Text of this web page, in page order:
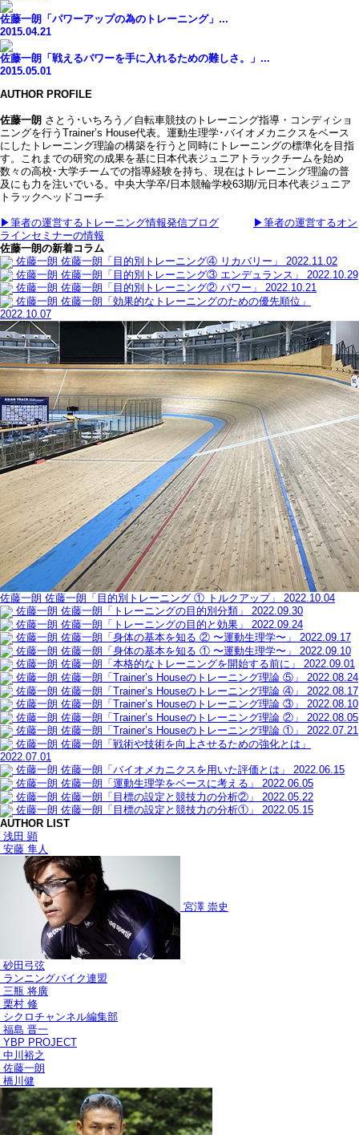
佐藤一朗「パワーアップの為のトレーニング」...
2015.04.21
佐藤一朗「戦えるパワーを手に入れるための難しさ。」...
2015.05.01
AUTHOR PROFILE
佐藤一朗 さとう･いちろう／自転車競技のトレーニング指導・コンディショ
ニングを行うTrainer’s House代表。運動生理学･バイオメカニクスをベース
にしたトレーニング理論の構築を行うと同時にトレーニングの標準化を目指
す。これまでの研究の成果を基に日本代表ジュニアトラックチームを始め
数々の高校･大学チームでの指導経験を持ち、現在はトレーニング理論の普
及にも力を注いでいる。中央大学卒/日本競輪学校63期/元日本代表ジュニア
トラックヘッドコーチ
▶筆者の運営するトレーニング情報発信ブログ
▶筆者の運営するオン
ラインセミナーの情報
佐藤一朗の新着コラム
佐藤一朗 佐藤一朗「目的別トレーニング④ リカバリー」
2022.11.02
佐藤一朗 佐藤一朗「目的別トレーニング③ エンデュランス」
2022.10.29
佐藤一朗 佐藤一朗「目的別トレーニング② パワー」
2022.10.21
佐藤一朗 佐藤一朗「効果的なトレーニングのための優先順位」
2022.10.07
佐藤一朗 佐藤一朗「目的別トレーニング ① トルクアップ」
2022.10.04
佐藤一朗 佐藤一朗「トレーニングの目的別分類」
2022.09.30
佐藤一朗 佐藤一朗「トレーニングの目的と効果」
2022.09.24
佐藤一朗 佐藤一朗「身体の基本を知る ② 〜運動生理学〜」
2022.09.17
佐藤一朗 佐藤一朗「身体の基本を知る ① 〜運動生理学〜」
2022.09.10
佐藤一朗 佐藤一朗「本格的なトレーニングを開始する前に」
2022.09.01
佐藤一朗 佐藤一朗「Trainer’s Houseのトレーニング理論 ⑤」
2022.08.24
佐藤一朗 佐藤一朗「Trainer’s Houseのトレーニング理論 ④」
2022.08.17
佐藤一朗 佐藤一朗「Trainer’s Houseのトレーニング理論 ③」
2022.08.10
佐藤一朗 佐藤一朗「Trainer’s Houseのトレーニング理論 ②」
2022.08.05
佐藤一朗 佐藤一朗「Trainer’s Houseのトレーニング理論 ①」
2022.07.21
佐藤一朗 佐藤一朗「戦術や技術を向上させるための強化とは」
2022.07.01
佐藤一朗 佐藤一朗「バイオメカニクスを用いた評価とは」
2022.06.15
佐藤一朗 佐藤一朗「運動生理学をベースに考える」
2022.06.05
佐藤一朗 佐藤一朗「目標の設定と競技力の分析②」
2022.05.22
佐藤一朗 佐藤一朗「目標の設定と競技力の分析①」
2022.05.15
AUTHOR LIST
浅田 顕
安藤 隼人
宮澤 崇史
砂田弓弦
ランニングバイク連盟
三瓶 将廣
栗村 修
シクロチャンネル編集部
福島 晋一
YBP PROJECT
中川裕之
佐藤一朗
橋川健